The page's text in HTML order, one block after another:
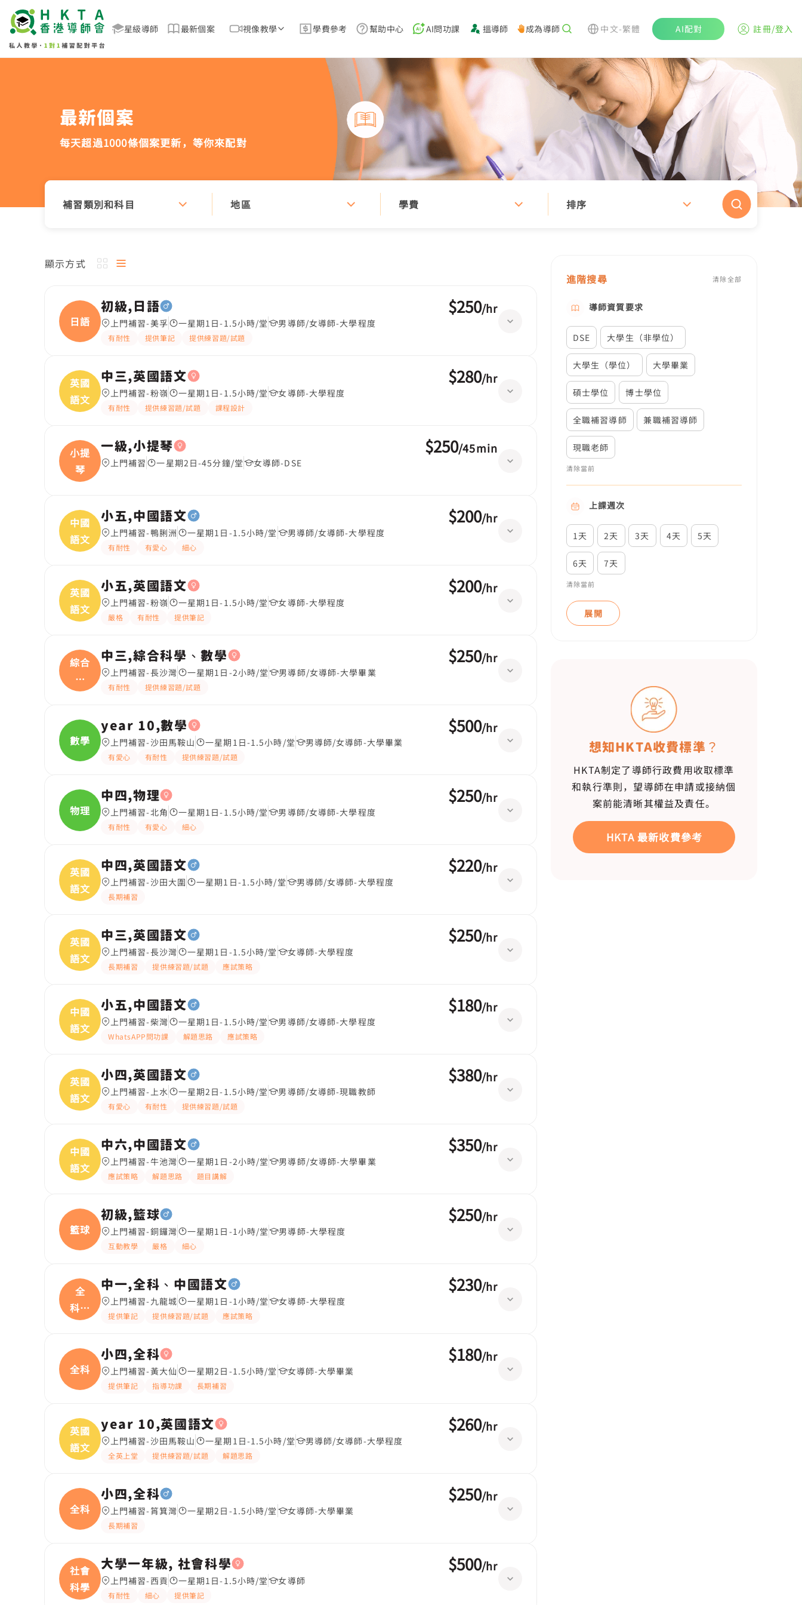
星級導師 最新個案 視像教學 學費參考 幫助中心 AI問功課 搵導師 成為導師 中文-繁體 AI配對 註冊/登入
最新個案
每天超過1000條個案更新， 等你來配對
補習類別和科目 地區 學費 排序
顯示方式
日語
初級,日語
上門補習-美孚 一星期1日-1.5小時/堂 男導師/女導師-大學程度
有耐性 提供筆記 提供練習題/試題
$250/hr
英國
語文
中三,英國語文
上門補習-粉嶺 一星期1日-1.5小時/堂 女導師-大學程度
有耐性 提供練習題/試題 課程設計
$280/hr
小提
琴
一級,小提琴
上門補習 一星期2日-45分鐘/堂 女導師-DSE
$250/45min
中國
語文
小五,中國語文
上門補習-鴨脷洲 一星期1日-1.5小時/堂 男導師/女導師-大學程度
有耐性 有愛心 細心
$200/hr
英國
語文
小五,英國語文
上門補習-粉嶺 一星期1日-1.5小時/堂 女導師-大學程度
嚴格 有耐性 提供筆記
$200/hr
綜合
科
學、
中三,綜合科學、數學
上門補習-長沙灣 一星期1日-2小時/堂 男導師/女導師-大學畢業
有耐性 提供練習題/試題
$250/hr
數學
year 10,數學
上門補習-沙田馬鞍山 一星期1日-1.5小時/堂 男導師/女導師-大學畢業
有愛心 有耐性 提供練習題/試題
$500/hr
物理
中四,物理
上門補習-北角 一星期1日-1.5小時/堂 男導師/女導師-大學程度
有耐性 有愛心 細心
$250/hr
英國
語文
中四,英國語文
上門補習-沙田大圍 一星期1日-1.5小時/堂 男導師/女導師-大學程度
長期補習
$220/hr
英國
語文
中三,英國語文
上門補習-長沙灣 一星期1日-1.5小時/堂 女導師-大學程度
長期補習 提供練習題/試題 應試策略
$250/hr
中國
語文
小五,中國語文
上門補習-柴灣 一星期1日-1.5小時/堂 男導師/女導師-大學程度
WhatsAPP問功課 解題思路 應試策略
$180/hr
英國
語文
小四,英國語文
上門補習-上水 一星期2日-1.5小時/堂 男導師/女導師-現職教師
有愛心 有耐性 提供練習題/試題
$380/hr
中國
語文
中六,中國語文
上門補習-牛池灣 一星期1日-2小時/堂 男導師/女導師-大學畢業
應試策略 解題思路 題目講解
$350/hr
籃球
初級,籃球
上門補習-銅鑼灣 一星期1日-1小時/堂 男導師-大學程度
互動教學 嚴格 細心
$250/hr
全
科、
中國
中一,全科、中國語文
上門補習-九龍城 一星期1日-1小時/堂 女導師-大學程度
提供筆記 提供練習題/試題 應試策略
$230/hr
全科
小四,全科
上門補習-黃大仙 一星期2日-1.5小時/堂 女導師-大學畢業
提供筆記 指導功課 長期補習
$180/hr
英國
語文
year 10,英國語文
上門補習-沙田馬鞍山 一星期1日-1.5小時/堂 男導師/女導師-大學程度
全英上堂 提供練習題/試題 解題思路
$260/hr
全科
小四,全科
上門補習-筲箕灣 一星期2日-1.5小時/堂 女導師-大學畢業
長期補習
$250/hr
社會
科學
大學一年級, 社會科學
上門補習-西貢 一星期1日-1.5小時/堂 女導師
有耐性 細心 提供筆記
$500/hr
進階搜尋 清除全部
導師資質要求
DSE 大學生（非學位）
大學生（學位） 大學畢業
碩士學位 博士學位
全職補習導師 兼職補習導師
現職老師
清除當前
上課週次
1天 2天 3天 4天 5天
6天 7天
清除當前
展開
想知HKTA收費標準？
HKTA制定了導師行政費用收取標準
和執行準則，望導師在申請或接納個
案前能清晰其權益及責任。
HKTA 最新收費參考